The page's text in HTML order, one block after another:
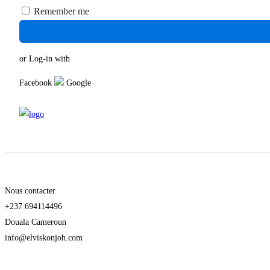
Remember me
or Log-in with
Facebook Google
Nous contacter
+237 694114496
Douala Cameroun
info@elviskonjoh.com